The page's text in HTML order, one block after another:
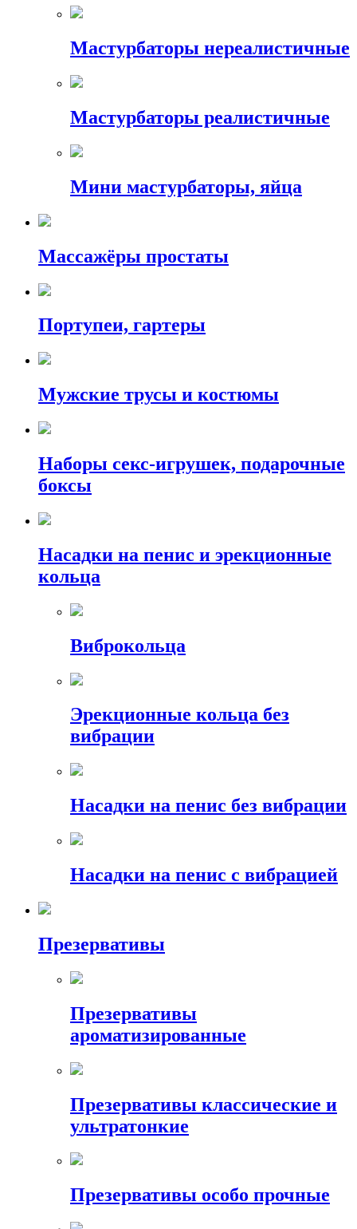
Мастурбаторы нереалистичные
Мастурбаторы реалистичные
Мини мастурбаторы, яйца
Массажёры простаты
Портупеи, гартеры
Мужские трусы и костюмы
Наборы секс-игрушек, подарочные
боксы
Насадки на пенис и эрекционные
кольца
Виброкольца
Эрекционные кольца без
вибрации
Насадки на пенис без вибрации
Насадки на пенис с вибрацией
Презервативы
Презервативы
ароматизированные
Презервативы классические и
ультратонкие
Презервативы особо прочные